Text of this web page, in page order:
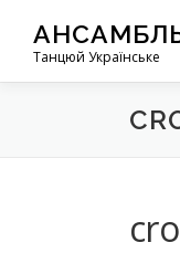
вмістуТанцюй Українське